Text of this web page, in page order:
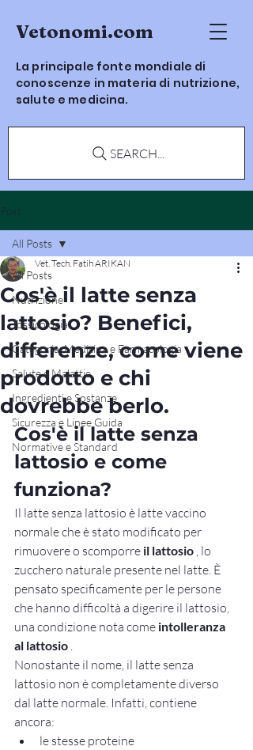
Vetonomi.com
La principale fonte mondiale di
conoscenze in materia di nutrizione,
salute e medicina.
SEARCH...
Post
All Posts
Nutrizione
Tossicologia
Categoria: Medicina e Farmacologia
Salute e Malattie
Ingredienti e Sostanze
Sicurezza e Linee Guida
Normative e Standard
All Posts
Cos'è il latte senza
lattosio? Benefici,
differenze, come viene
prodotto e chi
dovrebbe berlo.
Vet. Tech. Fatih ARIKAN
Cos'è il latte senza
lattosio e come
funziona?
Il latte senza lattosio è latte vaccino
normale che è stato modificato per
rimuovere o scomporre il lattosio , lo
zucchero naturale presente nel latte. È
pensato specificamente per le persone
che hanno difficoltà a digerire il lattosio,
una condizione nota come intolleranza
al lattosio .
Nonostante il nome, il latte senza
lattosio non è completamente diverso
dal latte normale. Infatti, contiene
ancora:
le stesse proteine